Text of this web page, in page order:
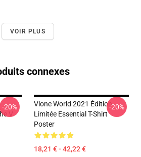
VOIR PLUS
connexes
V
-20%
Vlone World 2021 Édition
Limitée Essential T-Shirt
Poster
18,21 € - 42,22 €
-20%